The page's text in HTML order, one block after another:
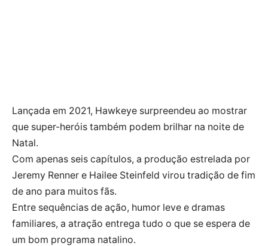
Lançada em 2021, Hawkeye surpreendeu ao mostrar
que super-heróis também podem brilhar na noite de
Natal.
Com apenas seis capítulos, a produção estrelada por
Jeremy Renner e Hailee Steinfeld virou tradição de fim
de ano para muitos fãs.
Entre sequências de ação, humor leve e dramas
familiares, a atração entrega tudo o que se espera de
um bom programa natalino.